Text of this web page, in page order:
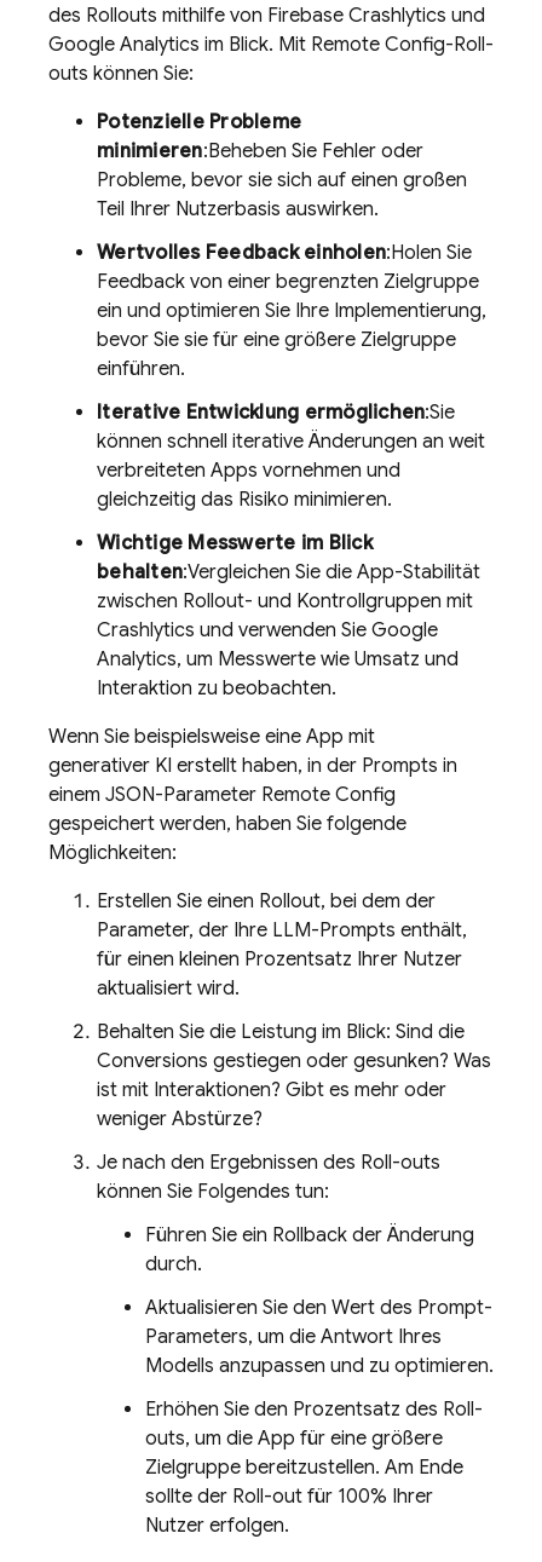
des Rollouts mithilfe von Firebase Crashlytics und
Google Analytics im Blick. Mit Remote Config-Roll-
outs können Sie:
Potenzielle Probleme
minimieren:Beheben Sie Fehler oder
Probleme, bevor sie sich auf einen großen
Teil Ihrer Nutzerbasis auswirken.
Wertvolles Feedback einholen:Holen Sie
Feedback von einer begrenzten Zielgruppe
ein und optimieren Sie Ihre Implementierung,
bevor Sie sie für eine größere Zielgruppe
einführen.
Iterative Entwicklung ermöglichen:Sie
können schnell iterative Änderungen an weit
verbreiteten Apps vornehmen und
gleichzeitig das Risiko minimieren.
Wichtige Messwerte im Blick
behalten:Vergleichen Sie die App-Stabilität
zwischen Rollout- und Kontrollgruppen mit
Crashlytics und verwenden Sie Google
Analytics, um Messwerte wie Umsatz und
Interaktion zu beobachten.
Wenn Sie beispielsweise eine App mit
generativer KI erstellt haben, in der Prompts in
einem JSON-Parameter Remote Config
gespeichert werden, haben Sie folgende
Möglichkeiten:
Erstellen Sie einen Rollout, bei dem der
Parameter, der Ihre LLM-Prompts enthält,
für einen kleinen Prozentsatz Ihrer Nutzer
aktualisiert wird.
Behalten Sie die Leistung im Blick: Sind die
Conversions gestiegen oder gesunken? Was
ist mit Interaktionen? Gibt es mehr oder
weniger Abstürze?
Je nach den Ergebnissen des Roll-outs
können Sie Folgendes tun:
Führen Sie ein Rollback der Änderung
durch.
Aktualisieren Sie den Wert des Prompt-
Parameters, um die Antwort Ihres
Modells anzupassen und zu optimieren.
Erhöhen Sie den Prozentsatz des Roll-
outs, um die App für eine größere
Zielgruppe bereitzustellen. Am Ende
sollte der Roll-out für 100% Ihrer
Nutzer erfolgen.